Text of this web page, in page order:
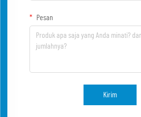
Pesan
Kirim